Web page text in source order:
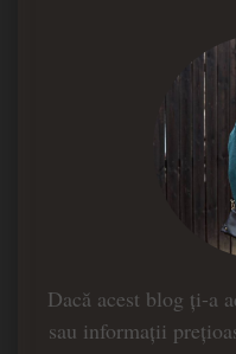
Dacă acest blog ți-a
sau informații